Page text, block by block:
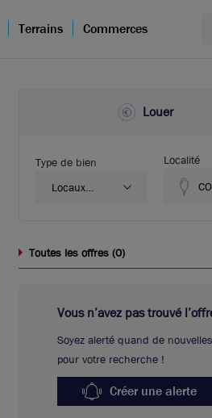
Terrains Commerces
Louer
Type de bien
Locaux
Localité
Toutes les offres (0)
Vous n’avez pas trouvé
Soyez alerté quand de
pour votre recherche !
Créer une alerte